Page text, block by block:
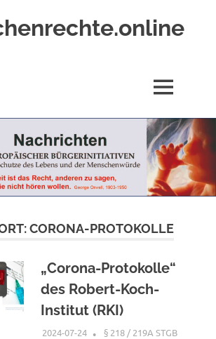
MENÜ
CORONA-PROTOKOLLE
„Corona-Protokolle“
des Robert-Koch-
Institut (RKI)
2024-07-24 XX
§ 218 / 219A STGB